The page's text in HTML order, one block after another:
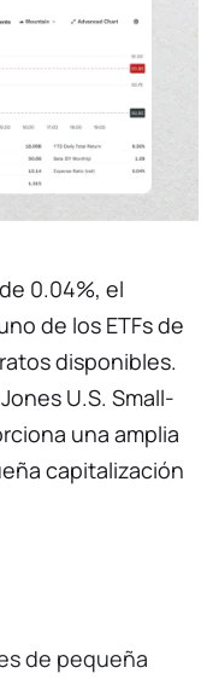
0.04%, el
de los ETFs de
disponibles.
U.S. Small-
una amplia
capitalización
de pequeña